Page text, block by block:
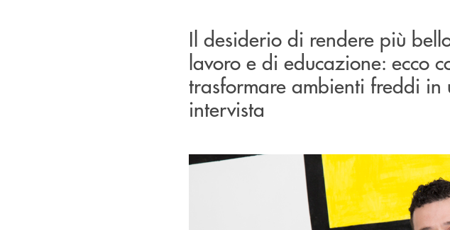
Il desiderio di rendere più
lavoro e di educazione: ecco
trasformare ambienti freddi
intervista